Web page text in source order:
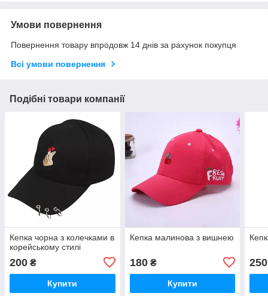
Умови повернення
Повернення товару впродовж 14 днів за рахунок покупця
Всі умови повернення
Подібні товари компанії
Кепка чорна з колечками в
корейському стилі
200 ₴
Купити
Кепка малинова з вишнею
180₴
Купити
250